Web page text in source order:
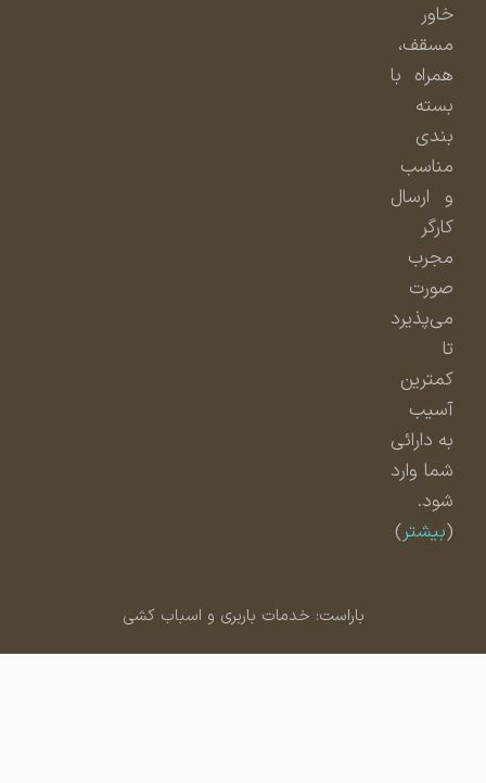
مسقف،
همراه با
بسته
بندی
مناسب
و ارسال
مجرب
صورت
می‌پذیرد
کمترین
آسیب
به دارائی
شما وارد
شود.
بیشتر)
باراست: خدمات باربری و اسباب کشی